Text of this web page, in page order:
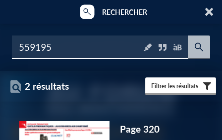
RECHERCHER
2 résultats Filtrer les résultats
Page 320